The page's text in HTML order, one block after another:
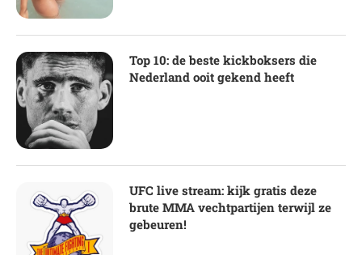
Top 10: de beste kickboksers die
Nederland ooit gekend heeft
UFC live stream: kijk gratis deze
brute MMA vechtpartijen terwijl ze
gebeuren!